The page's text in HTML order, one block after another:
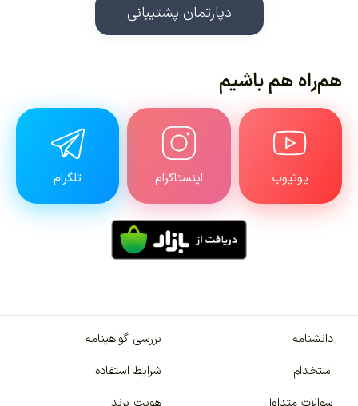
دپارتمان پشتیبانی
هم‌راه هم باشیم
یوتیوب اینستاگرام تلگرام
دانشنامه
بررسی گواهینامه
استخدام
شرایط استفاده